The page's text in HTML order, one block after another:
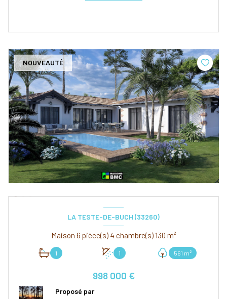
NOUVEAUTÉ
LA TESTE-DE-BUCH (33260)
Maison 6 pièce(s) 4 chambre(s) 130 m²
1 1 561 m²
998 000 €
Proposé par